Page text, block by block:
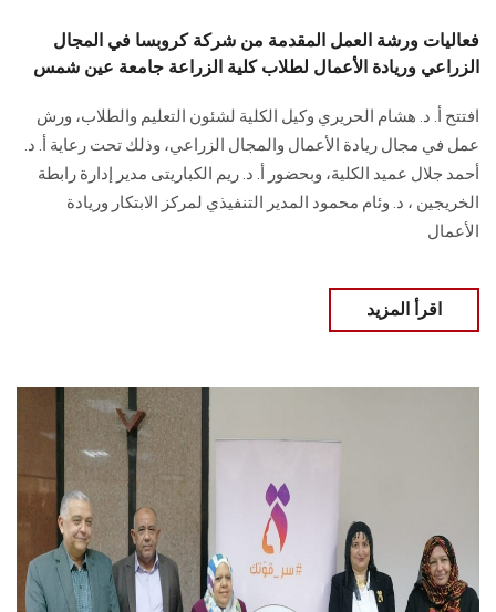
الموظفون
الزائـرون
سجل الان
فعاليات ورشة العمل المقدمة من شركة كروبسا في المجال
الزراعي وريادة الأعمال لطلاب كلية الزراعة جامعة عين شمس
افتتح أ. د. هشام الحريري وكيل الكلية لشئون التعليم والطلاب، ورش
عمل في مجال ريادة الأعمال والمجال الزراعي، وذلك تحت رعاية أ. د.
أحمد جلال عميد الكلية، وبحضور أ. د. ريم الكباريتى مدير إدارة رابطة
الخريجين ، د. وئام محمود المدير التنفيذي لمركز الابتكار وريادة
الأعمال
اقرأ المزيد